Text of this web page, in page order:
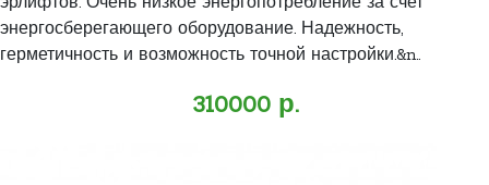
энергосберегающего оборудование. Надежность,
герметичность и возможность точной настройки.&n..
310000 р.